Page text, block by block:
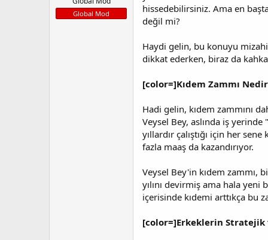
a
t
a
r
Global Mod
hissedebilirsiniz. Ama en
değil mi?
Haydi gelin, bu konuyu mizahi
dikkat ederken, biraz da
[color=]Kıdem Zammı
Hadi gelin, kıdem zammını
Veysel Bey, aslında iş
yıllardır çalıştığı için her
fazla maaş da kazandırıyor.
Veysel Bey'in kıdem
yılını devirmiş ama hala yeni
içerisinde kıdemi arttıkça bu
[color=]Erkeklerin Stratejik